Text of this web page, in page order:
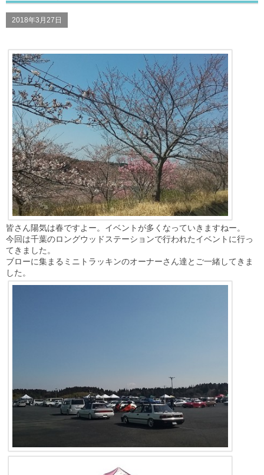
2018年3月27日
皆さん陽気は春ですよー。イベントが多くなっていきますねー。
今回は千葉のロングウッドステーションで行われたイベントに行っ
てきました。
ブローに集まるミニトラッキンのオーナーさん達とご一緒してきま
した。